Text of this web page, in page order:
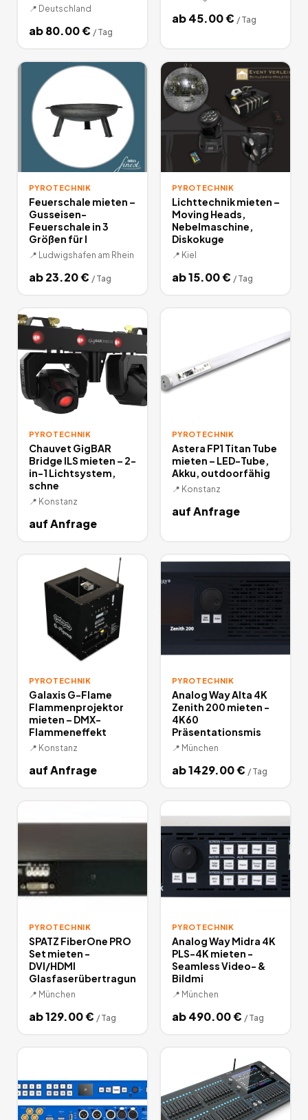
📍 Deutschland
ab80.00€ / Tag
ab45.00€ / Tag
PYROTECHNIK
Feuerschale mieten –
Gusseisen-
Feuerschale in 3
Größen für I
📍 Ludwigshafen am Rhein
ab23.20€ / Tag
PYROTECHNIK
Lichttechnik mieten –
Moving Heads,
Nebelmaschine,
Diskokuge
📍 Kiel
ab15.00€ / Tag
PYROTECHNIK
Chauvet GigBAR
Bridge ILS mieten – 2-
in-1 Lichtsystem,
schne
📍 Konstanz
auf Anfrage
PYROTECHNIK
Astera FP1 Titan Tube
mieten – LED-Tube,
Akku, outdoorfähig
📍 Konstanz
auf Anfrage
PYROTECHNIK
Galaxis G-Flame
Flammenprojektor
mieten – DMX-
Flammeneffekt
📍 Konstanz
auf Anfrage
PYROTECHNIK
Analog Way Alta 4K
Zenith 200 mieten -
4K60
Präsentationsmis
📍 München
ab1429.00€ / Tag
PYROTECHNIK
SPATZ FiberOne PRO
Set mieten -
DVI/HDMI
Glasfaserübertragun
📍 München
ab129.00€ / Tag
PYROTECHNIK
Analog Way Midra 4K
PLS-4K mieten -
Seamless Video- &
Bildmi
📍 München
ab490.00€ / Tag